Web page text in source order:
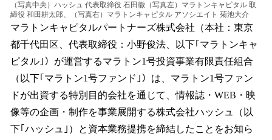
（写真中央）ハッシュ 代表取締役 石田徹（写真左）マラトンキャピタル 取
締役 和田耕太郎、（写真右）マラトンキャピタル アソシエイト 菊池大介
マラトンキャピタルパートナーズ株式会社（本社：東京
都千代田区、代表取締役：小野俊法、以下｢マラトンキャ
ピタル｣）が運営するマラトン1号投資事業有限責任組合
（以下｢マラトン1号ファンド｣）は、マラトン1号ファン
ドが出資する特別目的会社を通じて、情報誌・WEB・映
像等の企画・制作を事業展開する株式会社ハッシュ（以
下｢ハッシュ｣）と資本業務提携を締結したことをお知ら